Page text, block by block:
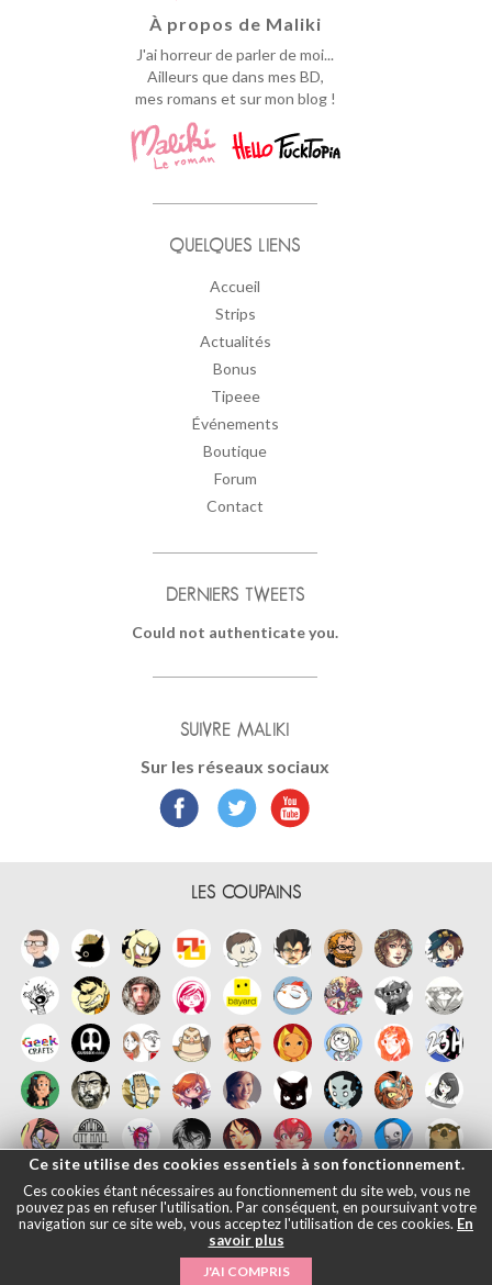
À propos de Maliki
J'ai horreur de parler de moi...
Ailleurs que dans mes BD,
mes romans et sur mon blog !
QUELQUES LIENS
Accueil
Strips
Actualités
Bonus
Tipeee
Événements
Boutique
Forum
Contact
DERNIERS TWEETS
Could not authenticate you.
SUIVRE MALIKI
Sur les réseaux sociaux
LES COUPAINS
日本語|Mentions légales
2026
Ce site utilise des cookies essentiels à son fonctionnement.
Ces cookies étant nécessaires au fonctionnement du site web, vous ne
pouvez pas en refuser l'utilisation. Par conséquent, en poursuivant votre
navigation sur ce site web, vous acceptez l'utilisation de ces cookies. En
savoir plus
J'AI COMPRIS